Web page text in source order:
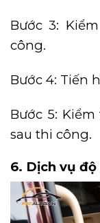
Bước 3:
công.
Bước 4: Tiến
Bước 5:
sau thi công.
6. Dịch vụ